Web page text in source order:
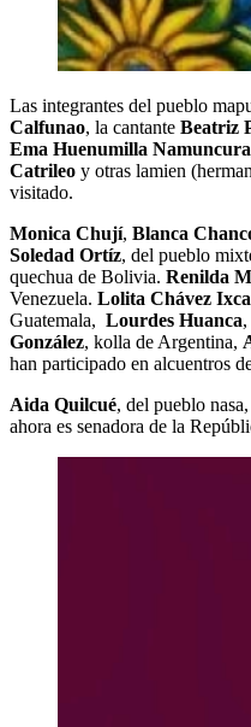
Las integrantes del pueblo
Calfunao, la cantante Beatriz
Ema Huenumilla Namuncura
Catrileo y otras lamien
visitado.
Monica Chují, Blanca
Soledad Ortíz, del pueblo
quechua de Bolivia. Renilda
Venezuela. Lolita Chávez
Guatemala, Lourdes Huanca
González, kolla de Argentina,
han participado en alcuentros
Aida Quilcué, del pueblo
ahora es senadora de la